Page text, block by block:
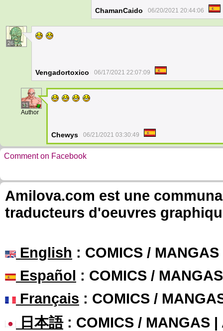
ChamanCaido 06/20/2021 20:44:06
26
Vengadortoxico 06/17/2021 22:07:09
31
Author
Chewys 06/21/2021 03:30:49
Comment on Facebook
Amilova.com est une
traducteurs d'oeuvres
English : COMICS /
Español : COMICS /
Français : COMICS /
日本語: COMICS / MANGAS |